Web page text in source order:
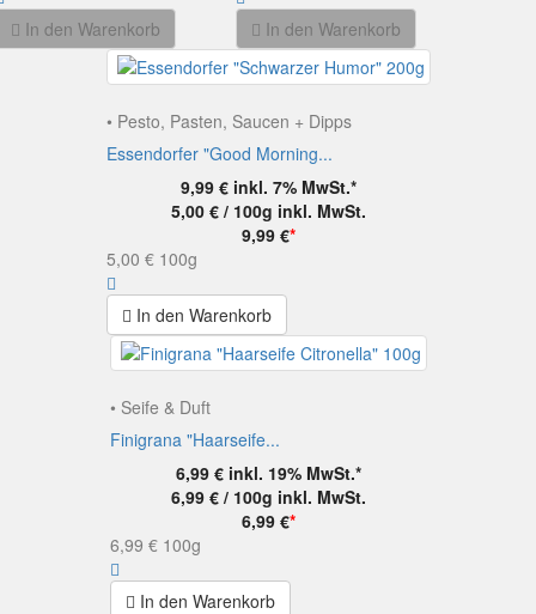
In den Warenkorb In den Warenkorb
• Pesto, Pasten, Saucen + Dipps
Essendorfer "Good Morning...
9,99 € inkl. 7% MwSt.*
5,00 € / 100g inkl. MwSt.
9,99 €*
5,00 € 100g
In den Warenkorb
• Seife & Duft
Finigrana "Haarseife...
6,99 € inkl. 19% MwSt.*
6,99 € / 100g inkl. MwSt.
6,99 €*
6,99 € 100g
In den Warenkorb